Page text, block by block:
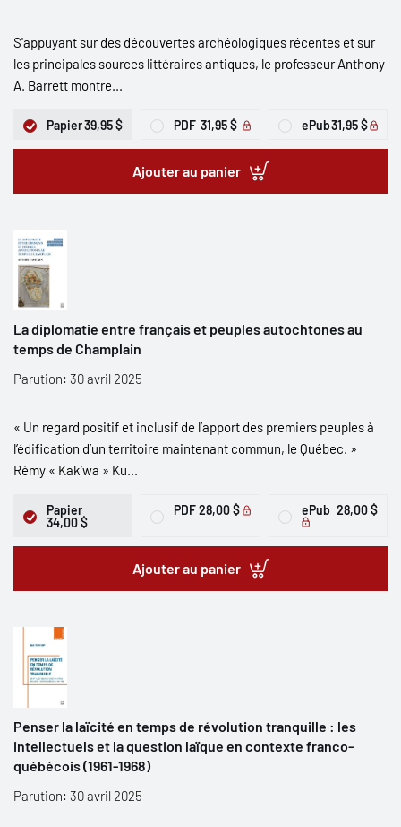
S'appuyant sur des découvertes archéologiques récentes et sur
les principales sources littéraires antiques, le professeur Anthony
A. Barrett montre...
Papier39,95 $ PDF 31,95 $ ePub31,95 $
Ajouter au panier
La diplomatie entre français et peuples autochtones au
temps de Champlain
Parution: 30 avril 2025
« Un regard positif et inclusif de l’apport des premiers peuples à
l’édification d’un territoire maintenant commun, le Québec. »
Rémy « Kak’wa » Ku...
Papier
34,00 $
PDF28,00 $ ePub 28,00 $
Ajouter au panier
Penser la laïcité en temps de révolution tranquille : les
intellectuels et la question laïque en contexte franco-
québécois (1961-1968)
Parution: 30 avril 2025